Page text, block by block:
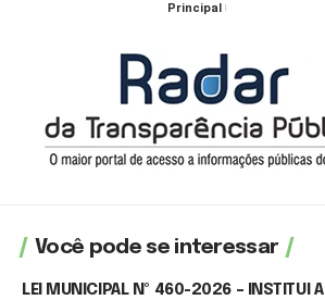
Principal
Você pode se interessar
LEI MUNICIPAL Nº 460-2026 – INSTITUI A